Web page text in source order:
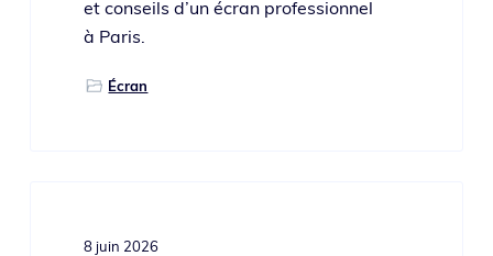
et conseils d’un écran pro­fes­sion­nel
à Paris.
Écran
8 juin 2026